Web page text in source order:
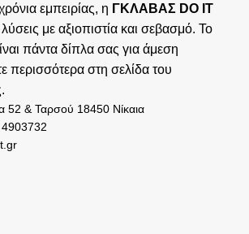
εμπειρίας, η ΓΚΛΑΒΑΣ DO IT
με αξιοπιστία και σεβασμό. Το
πάντα δίπλα σας για άμεση
περισσότερα στη σελίδα του
52 & Ταρσού 18450 Νίκαια